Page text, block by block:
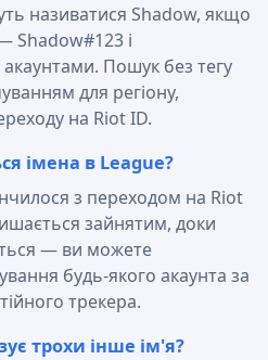
називатися Shadow, якщо
Shadow#123 і
Пошук без тегу
для регіону,
на Riot ID.
імена в League?
з переходом на Riot
зайнятим, доки
— ви можете
будь-якого акаунта за
трекера.
трохи інше ім'я?